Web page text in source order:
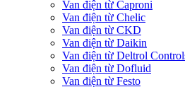
Van điện từ Caproni
Van điện từ Chelic
Van điện từ CKD
Van điện từ Daikin
Van điện từ Deltrol
Van điện từ Dofluid
Van điện từ Festo